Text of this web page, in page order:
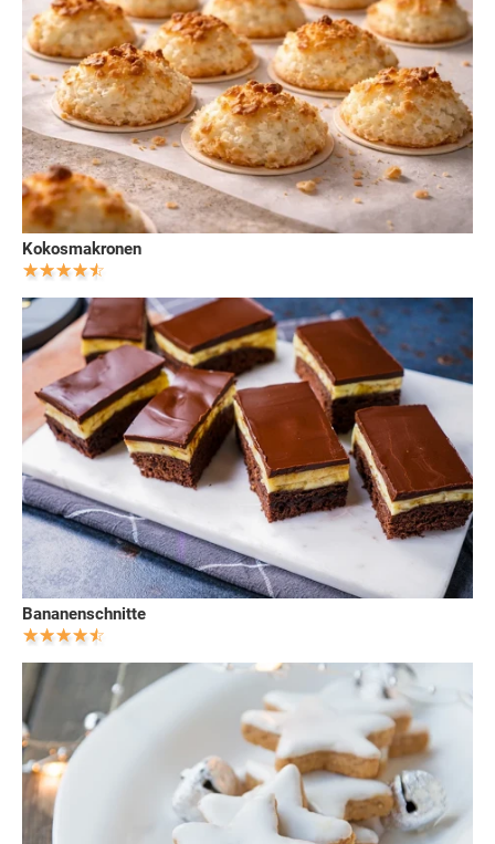
Kokosmakronen
Bananenschnitte